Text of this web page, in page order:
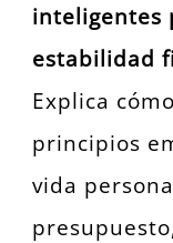
inteligentes
estabilidad
Explica
principios
vida